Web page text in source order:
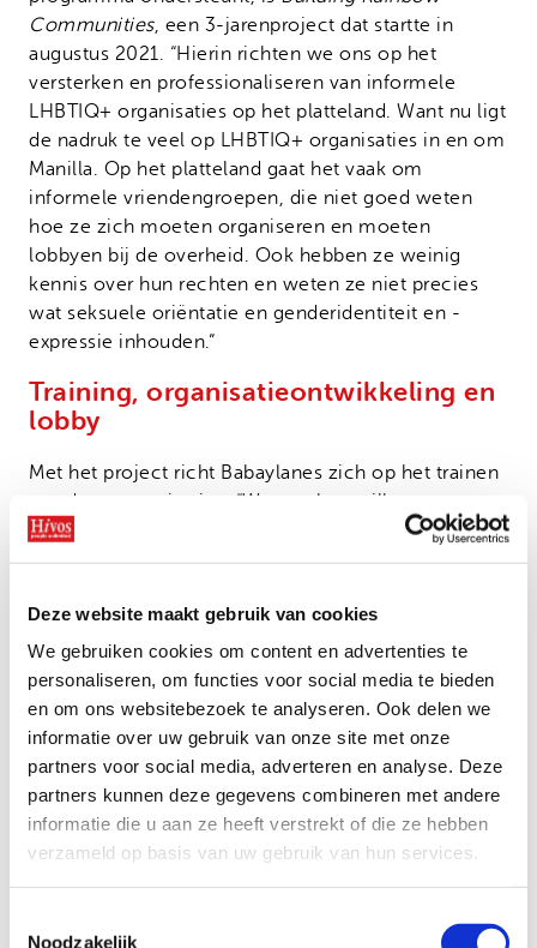
Deze website maakt gebruik van cookies
We gebruiken cookies om content en advertenties te
personaliseren, om functies voor social media te bieden
en om ons websitebezoek te analyseren. Ook delen we
informatie over uw gebruik van onze site met onze
partners voor social media, adverteren en analyse. Deze
partners kunnen deze gegevens combineren met andere
informatie die u aan ze heeft verstrekt of die ze hebben
verzameld op basis van uw gebruik van hun services.
Noodzakelijk
Communities, een 3-jarenproject dat startte in
augustus 2021. “Hierin richten we ons op het
versterken en professionaliseren van informele
LHBTIQ+ organisaties op het platteland. Want nu ligt
de nadruk te veel op LHBTIQ+ organisaties in en om
Manilla. Op het platteland gaat het vaak om
informele vriendengroepen, die niet goed weten
hoe ze zich moeten organiseren en moeten
lobbyen bij de overheid. Ook hebben ze weinig
kennis over hun rechten en weten ze niet precies
wat seksuele oriëntatie en genderidentiteit en -
expressie inhouden.”
Training, organisatieontwikkeling en
lobby
Met het project richt Babaylanes zich op het trainen
van deze organisaties. “Wat we hen willen
meegeven, is dat diversiteit er mag zijn en dat we
allemaal rechten hebben. Dat de overheid ons niet
van overheidsprogramma’s. Daarnaast trainen we
hen onder meer in kennis rond gezondheid en leren
we ze om te gaan met discriminatie, intimidatie en
geweld.”
Tenslotte ondersteunt Babaylanes bij
organisatieontwikkeling. “We helpen organisaties
met het opstellen van hun missie, visie en doelen en
met het voldoen aan de eisen van de overheid om
formeel erkend te worden. Ook we geven hen
handvatten om in gesprek te gaan met lokale
overheden en te pleiten voor inclusiever beleid of